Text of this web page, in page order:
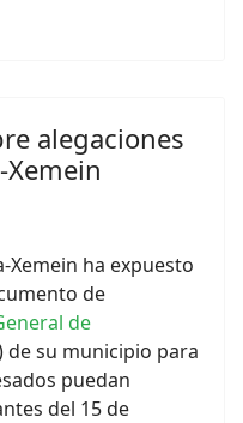
alegaciones
ha expuesto
de
de
de su municipio para
puedan
del 15 de